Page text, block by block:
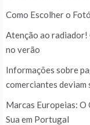
Como Escolher o
Atenção ao
no verão
Informações sobre
comerciantes deviam
Marcas Europeias: O
Sua em Portugal